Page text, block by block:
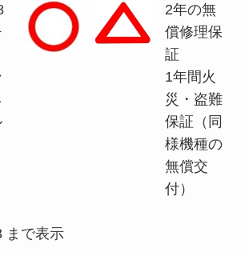
2年の無
償修理保
証
1年間火
災・盗難
保証（同
様機種の
無償交
付）
まで表示